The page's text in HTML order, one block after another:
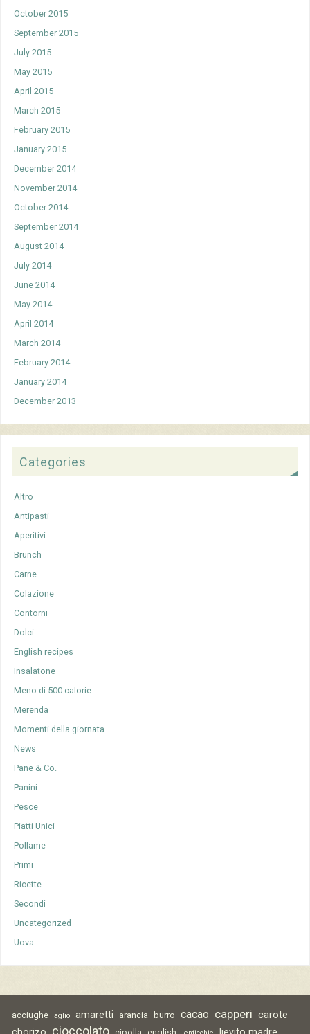
October 2015
September 2015
July 2015
May 2015
April 2015
March 2015
February 2015
January 2015
December 2014
November 2014
October 2014
September 2014
August 2014
July 2014
June 2014
May 2014
April 2014
March 2014
February 2014
January 2014
December 2013
Categories
Altro
Antipasti
Aperitivi
Brunch
Carne
Colazione
Contorni
Dolci
English recipes
Insalatone
Meno di 500 calorie
Merenda
Momenti della giornata
News
Pane & Co.
Panini
Pesce
Piatti Unici
Pollame
Primi
Ricette
Secondi
Uncategorized
Uova
acciughe aglio amaretti arancia burro cacao capperi carote